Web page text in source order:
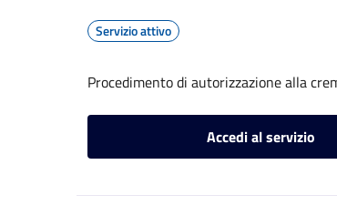
Servizio attivo
Procedimento di autorizzazione alla
Accedi al servizio